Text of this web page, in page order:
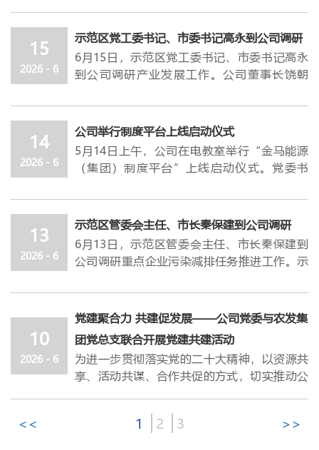
融双促服务经营。
杜轶峰强调，在总结上半年成绩和进步的同
时，我们还应该清醒地看到，金马能源在很多
前各类突出问题，下半年经营发展依旧困难重
重、各类风险挑战持续凸显，各级管理者与广
大员工必须凝心聚力、众志成城攻坚克难，重
点打好四大攻坚战役：一是全力打赢金马集团
扭亏增盈攻坚战，锚定集团全年盈利、本部利
置工作，力争实现金马债权最大限度受偿；三
是稳步打赢环保绩效创级攻坚战，确保年底各
子公司顺利完成创A晋B任务；四是深入打赢管
简压缩、业务流程标准规范、管理体系完备健
全、各项制度完善落地，以全方位攻坚实干保
障全年各项既定目标落地见效。
饶朝晖强调，各业务部门要切实扛起责任，积
极应对金港能源破产重整相关工作，将资产清
算、债权核查、全流程风险作为重点盯控内
容，主动对接管理人，细化工作举措，减少对
公司营收及经营基本面的冲击；要提高思想认
识，将安全环保工作摆在生产经营工作首位，
进党支部和优秀党务工作者、优秀共产党员代
表进行颁奖。
公司党委书记、
总经 理杜轶峰 带领大家 共同感
悟了党的百年征程，并对公司党建后续工作提
出了明确要求。他指出， 站在建党105周年的
之舵，把爱党、忧党、兴党、护党之情，转化
为履职尽责、推动企业发展的实际行动。
他强调， 当前全党上下正在深入开展树立和践
学习教育和问题排查为契机，进一步压紧压实
全面从严治党主体责任，特别是基层党组织书
记要当好“第一责任人”，既管好自己，又带
好队伍。要持续强化纪律教育和警示教育，
让“红红脸、出出汗”成为常态。要健全完善
过硬、政治过硬、业绩过硬、作风过硬。全体
党员干部要以此为契机，把正确政绩观贯穿管
党治党全过程，推动全面从严治党向纵深发
展、向基层延伸。
线、管理线。要 聚焦主责主业，全力稳住生产
有限公司制造管理部、运输部、炼铁厂、原料
采购中心、检测中心等部门的领导及技术负责
人、业务骨干与金马营销、采购、运管、技
围绕焦炭质量指标适配与稳定管控；高炉使用
适配与降本增效技术；采购质检物流全流程协
同；绿色低碳、智能工厂与安全管理等四个核
心议题展开深入研讨。与会人员结合半年度工
关键技术攻关、成本管控、长期战略合作等方
向、夯实基础。
会前，双方检化验人员还深入金马能源生产现
场，实地走访储焦仓，细致查看焦炭仓储、装
命纪念馆开展现场学习。在讲解员的带领下，
大家重温革命历史、感悟初心使命，接受深刻
的党性教育与精神洗礼。通过实地参观与现场
教学，进一步坚定理想信念、强化责任担当，
为以高质量党建引领高质量发展凝聚精神力
量。
学习结束后，
公司党委与马钢有限制造管理部
炼铁厂党委、
司举办2026年度党务干部培训班。示范区党工
委组织部组织一科干部任帅凯，市委党校讲师
黄盼受邀讲课。公司党委书记、总经理杜轶峰
出席开班仪式并作动员讲话。
杜轶峰指出，党务干部是公司党建工作的骨干
任务对党建工作提出了新的更高要求，也对大
家的履职能力提出了新的挑战。举办这次培训
班，主要目的就是帮助大家进一步夯实理论基
珍惜本次学习机会，学思想、学业务、补短
板、提能力，以高质量基层党建引领公司经营
提质增效。
在专题授课环节，任帅凯以《基层党务知识有
关政策解读》为题，紧扣发展党员工作的各个
后规范开展发展党员工作具有很强的指导意
义。黄盼以《深入学习习近平总书记关于树立
和践行正确政绩观的重要论述》为题，围
绕 “政绩为谁而树、树什么样的政绩、靠什么
政绩观的丰富内涵，引导党员干部将正确政绩
15
2026 - 6
示范区党工委书记、市委书记高永到公司调研
6月15日，示范区党工委书记、市委书记高永
到公司调研产业发展工作。公司董事长饶朝
高永实地察看企业生产运营情况，详细了解当
前产业发展现状，认真听取产业布局、技术研
发、氢能发展等方面的情况汇报，并通过智能
化管控平台深入了解企业安全生产和环保管控
措施及成效，就进一步抓实安全与环保工作提
势，抢抓政策机遇和市场窗口期，锚定主业深
耕细作，紧抓产业政策机遇，持续加大科研投
入、优化产品结构、延伸产业链条、攻坚核心
伐，不断提升核心竞争力和产业链带动能力，
为示范区经济稳进提质贡献更大力量。
高永指出，安全是发展的前提，环保是发展的
底线。要压实企业主体责任，坚决扛起安全生
产、生态环保首要责任，守牢安全底线、生态
红线，推动产业加快转型升级，实现绿色低
碳、高质量可持续发展。要树牢底线思维，全
面提升风险管控能力，常态化开展车间作业、
设备运维、仓储物流、消防隐患全方位排查整
14
2026 - 6
公司举行制度平台上线启动仪式
5月14日上午，公司在电教室举行“金马能源
（集团）制度平台”上线启动仪式。党委书
荣、范建国、王永新，管理总监张良城，各部
门及子公司负责人、相关岗位人员70余人参
杜轶峰在讲话中指出，运用数字化手段建设制
度平台，源于集团深化管理变革的迫切需求，
杜轶峰强调，制度平台正式上线运行后，领导
干部要带头学、带头用，员工要主动学、熟练
用，主责部门要统筹抓、持续管，形成“用制
度管人、按流程办事、靠平台运行”的新生
启动仪式结束后，项目开发人员对平台的使用
13
2026 - 6
示范区管委会主任、市长秦保建到公司调研
6月13日，示范区管委会主任、市长秦保建到
公司调研重点企业污染减排任务推进工作。示
非，示范区管委会党组成员、副市长、公安局
局长牛少伟参加活动。公司党委书记、总经理
杜轶峰，副总经理王永新陪同调研。
调研过程中，秦保建详细了解公司超低排放改
造的整体推进情况，仔细询问当前改造进度、
关键技术应用及设备运行状态，特别关注大宗
物料清洁运输比例是否达到超低排放改造的相
关要求，并就焦炉非甲烷总烃排放是否达标等
问题进行深入了解。
10
2026 - 6
党建聚合力 共建促发展——公司党委与农发集
团党总支联合开展党建共建活动
为进一步贯彻落实党的二十大精神，以资源共
享、活动共谋、合作共促的方式，切实推动公
日，公司党委与济兴农发集团党总支联合开展
<< 1 2 3 >>